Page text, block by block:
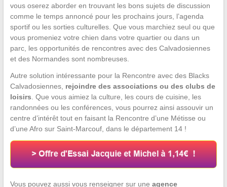
vous oserez aborder en trouvant les bons sujets de discussion
comme le temps annoncé pour les prochains jours, l’agenda
sportif ou les sorties culturelles. Que vous marchiez seul ou que
vous promeniez votre chien dans votre quartier ou dans un
parc, les opportunités de rencontres avec des Calvadosiennes
et des Normandes sont nombreuses.
Autre solution intéressante pour la Rencontre avec des Blacks
Calvadosiennes, rejoindre des associations ou des clubs de
loisirs . Que vous aimiez la culture, les cours de cuisine, les
randonnées ou les conférences, vous pourrez ainsi assouvir un
centre d’intérêt tout en faisant la Rencontre d’une Métisse ou
d’une Afro sur Saint-Marcouf, dans le département 14 !
Vous pouvez aussi vous renseigner sur une agence